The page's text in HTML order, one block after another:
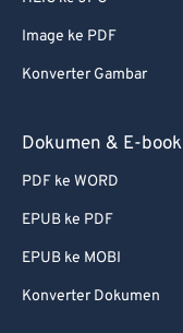
Image ke PDF
Konverter Gambar
Dokumen & E-book
PDF ke WORD
EPUB ke PDF
EPUB ke MOBI
Konverter Dokumen